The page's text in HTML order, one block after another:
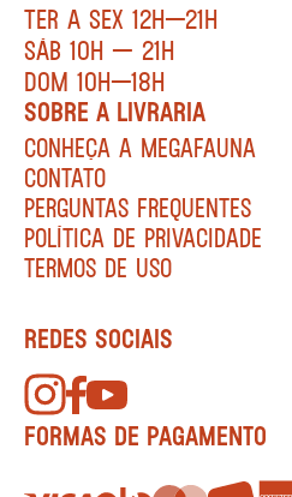
TER A SEX 12H—21H
SÁB 10H — 21H
DOM 10H—18H
SOBRE A LIVRARIA
CONHEÇA A MEGAFAUNA
CONTATO
PERGUNTAS FREQUENTES
POLÍTICA DE PRIVACIDADE
TERMOS DE USO
REDES SOCIAIS
FORMAS DE PAGAMENTO